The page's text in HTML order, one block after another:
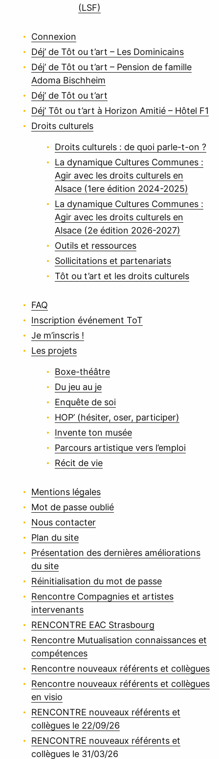
(LSF)
Connexion
Déj’ de Tôt ou t’art – Les Dominicains
Déj’ de Tôt ou t’art – Pension de famille
Adoma Bischheim
Déj’ de Tôt ou t’art
Déj’ Tôt ou t’art à Horizon Amitié – Hôtel F1
Droits culturels
Droits culturels : de quoi parle-t-on ?
La dynamique Cultures Communes :
Agir avec les droits culturels en
Alsace (1ere édition 2024-2025)
La dynamique Cultures Communes :
Agir avec les droits culturels en
Alsace (2e édition 2026-2027)
Outils et ressources
Sollicitations et partenariats
Tôt ou t’art et les droits culturels
FAQ
Inscription événement ToT
Je m’inscris !
Les projets
Boxe-théâtre
Du jeu au je
Enquête de soi
HOP’ (hésiter, oser, participer)
Invente ton musée
Parcours artistique vers l’emploi
Récit de vie
Mentions légales
Mot de passe oublié
Nous contacter
Plan du site
Présentation des dernières améliorations
du site
Réinitialisation du mot de passe
Rencontre Compagnies et artistes
intervenants
RENCONTRE EAC Strasbourg
Rencontre Mutualisation connaissances et
compétences
Rencontre nouveaux référents et collègues
Rencontre nouveaux référents et collègues
en visio
RENCONTRE nouveaux référents et
collègues le 22/09/26
RENCONTRE nouveaux référents et
collègues le 31/03/26